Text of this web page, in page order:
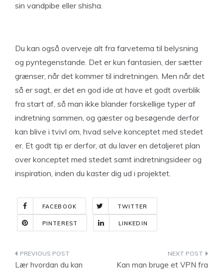
sin vandpibe eller shisha.
Du kan også overveje alt fra farvetema til belysning
og pyntegenstande. Det er kun fantasien, der sætter
grænser, når det kommer til indretningen. Men når det
så er sagt, er det en god ide at have et godt overblik
fra start af, så man ikke blander forskellige typer af
indretning sammen, og gæster og besøgende derfor
kan blive i tvivl om, hvad selve konceptet med stedet
er. Et godt tip er derfor, at du laver en detaljeret plan
over konceptet med stedet samt indretningsideer og
inspiration, inden du kaster dig ud i projektet.
FACEBOOK TWITTER
PINTEREST LINKEDIN
Indlægsnavigation
Lær hvordan du kan
Kan man bruge et VPN fra